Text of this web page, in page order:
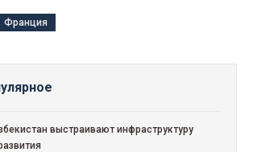
Франция
выстраивают инфраструктуру